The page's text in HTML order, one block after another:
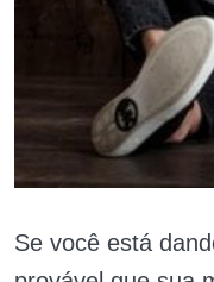
Se você está